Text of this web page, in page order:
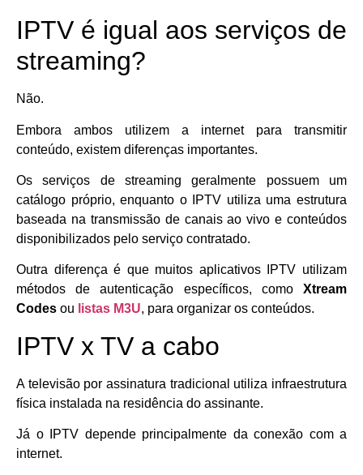
IPTV é igual aos serviços de
streaming?
Não.
Embora ambos utilizem a internet para transmitir
conteúdo, existem diferenças importantes.
Os serviços de streaming geralmente possuem um
catálogo próprio, enquanto o IPTV utiliza uma estrutura
baseada na transmissão de canais ao vivo e conteúdos
disponibilizados pelo serviço contratado.
Outra diferença é que muitos aplicativos IPTV utilizam
métodos de autenticação específicos, como Xtream
Codes ou listas M3U, para organizar os conteúdos.
IPTV x TV a cabo
A televisão por assinatura tradicional utiliza infraestrutura
física instalada na residência do assinante.
Já o IPTV depende principalmente da conexão com a
internet.